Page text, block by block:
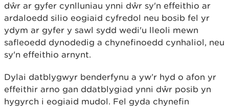
dŵr ar gyfer cynlluniau ynni dŵr sy'n effeithio ar
ardaloedd silio eogiaid cyfredol neu bosib fel yr
ydym ar gyfer y sawl sydd wedi'u lleoli mewn
safleoedd dynodedig a chynefinoedd cynhaliol, neu
sy'n effeithio arnynt.
Dylai datblygwyr benderfynu a yw’r hyd o afon yr
effeithir arno gan ddatblygiad ynni dŵr posib yn
hygyrch i eogiaid mudol. Fel gyda chynefin